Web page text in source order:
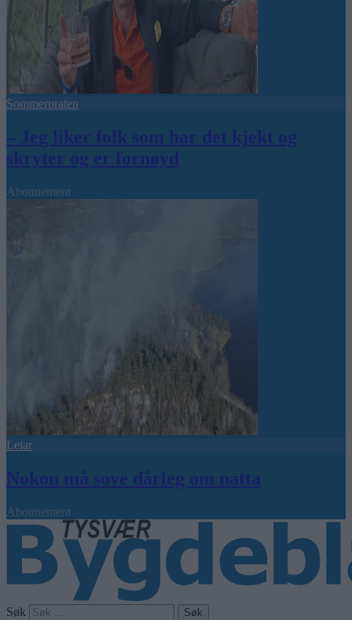
Sommerpraten
– Jeg liker folk som har det kjekt og
skryter og er fornøyd
Abonnement
Leiar
Nokon må sove dårleg om natta
Abonnement
Søk